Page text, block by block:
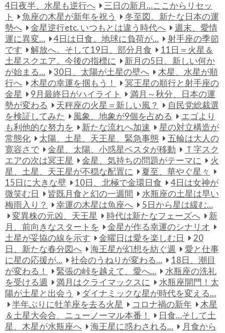
4日夜半、水星も逆行へ
三日の新月…ここからリセッ
ト
魚座の木星が新年を祝う
冬至図。新たな日本の運
勢へ
金星逆行etc. いつもとは違う時代へ
週末、愛情
運に異変…
4日は日食。地球に負荷が…
射手座の季節
です
解放へ。そして19日、部分月食
11日＝火星＆
土星スクエア。今後の指標に
新月の5日。新しい何か
が始まる…
30日、太陽が土星の壁へ
木星、水星が順
行へ
木星の幸運を掴もう！
冥王星の順行と射手座の
金星
9月最終日がハイライト
満月～秋分、日本の運
勢が変わる
天秤座の火星＝新しい風？
自民党総裁選
を検証してみた
風象、地象が9個を占める
エゴより
も利他的な努力を
新たな流れへ加速
星の対立構造が
常態化
太陽、土星、天王星、緊急事態
五輪は大人の
寛容さで
金星、太陽、小惑星ベスタが移動
Ｔ字スク
エアの次は冥王星
金星、気持ちの問題がテーマに
火
星、土星、天王星が不穏な配置に
夏至、華やぐ星々
15日に大きな壁
10日、北極で金環日食
4日は女神が
微笑む日
皆既月食と幻の一週間
水瓶座の土星は早い
梅雨入り？
幸運の木星は魚座へ
5日から星は緩む…
変異株の元凶、天王星
時代は新たなフェーズへ
新
月、前向きなスタートを
金星が作る幸運のシナリオ
土星が妥協の線を示す
金曜日は愛を楽しむ日
20
日、新たな春分図へ
海王星が幻想を紡ぐ週
愛と仕事
に星の応援が…
社会のうねりが変わる…
18日、潮目
が変わる！
緊張の峠を越えて、愛へ…
水瓶座の洗礼
を受ける週
満月はクライマックスに
水瓶座開門！太
陽が土星と出会う
ダイナミックな星が時代を変える…
半年ぶりに牡羊座を去る火星
コロナ禍の新年
木星
＆土星大会合、ニューノーマル本番！
日食…そして土
星、木星が水瓶座へ
海王星に惑わされる…
月食から